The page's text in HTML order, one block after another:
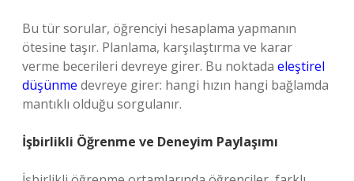
Bu tür sorular, öğrenciyi hesaplama yapmanın
ötesine taşır. Planlama, karşılaştırma ve karar
verme becerileri devreye girer. Bu noktada eleştirel
düşünme devreye girer: hangi hızın hangi bağlamda
mantıklı olduğu sorgulanır.
İşbirlikli Öğrenme ve Deneyim Paylaşımı